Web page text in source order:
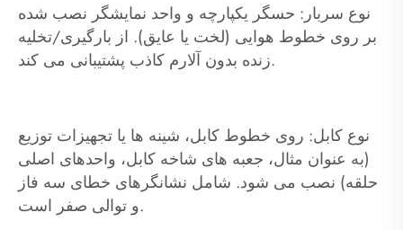
نوع سربار: حسگر یکپارچه و واحد نمایشگر نصب شده
بر روی خطوط هوایی (لخت یا عایق). از بارگیری/تخلیه
زنده بدون آلارم کاذب پشتیبانی می کند.
نوع کابل: روی خطوط کابل، شینه ها یا تجهیزات توزیع
(به عنوان مثال، جعبه های شاخه کابل، واحدهای اصلی
حلقه) نصب می شود. شامل نشانگرهای خطای سه فاز
و توالی صفر است.